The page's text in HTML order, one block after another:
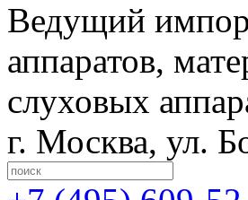
Ведущий
аппаратов,
слуховых
г. Москва, ул.